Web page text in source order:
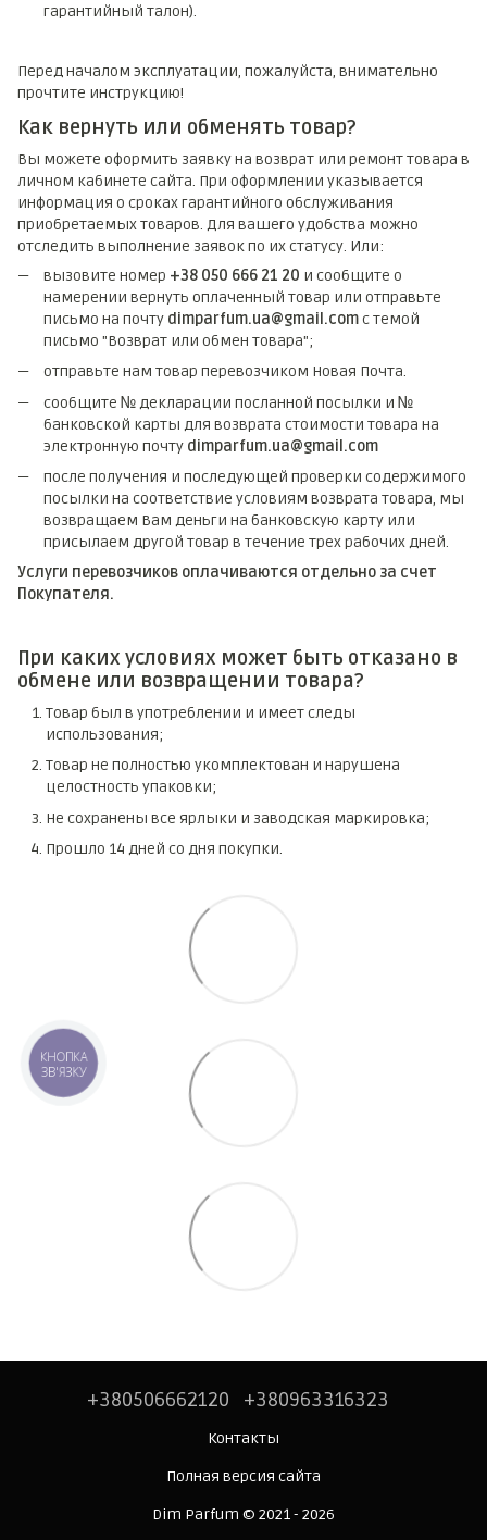
гарантийный талон).
Перед началом эксплуатации, пожалуйста, внимательно
прочтите инструкцию!
Как вернуть или обменять товар?
Вы можете оформить заявку на возврат или ремонт товара в
личном кабинете сайта. При оформлении указывается
информация о сроках гарантийного обслуживания
приобретаемых товаров. Для вашего удобства можно
отследить выполнение заявок по их статусу. Или:
вызовите номер +38 050 666 21 20 и сообщите о
намерении вернуть оплаченный товар или отправьте
письмо на почту dimparfum.ua@gmail.comс темой
письмо "Возврат или обмен товара";
отправьте нам товар перевозчиком Новая Почта.
сообщите № декларации посланной посылки и №
банковской карты для возврата стоимости товара на
электронную почту dimparfum.ua@gmail.com
после получения и последующей проверки содержимого
посылки на соответствие условиям возврата товара, мы
возвращаем Вам деньги на банковскую карту или
присылаем другой товар в течение трех рабочих дней.
Услуги перевозчиков оплачиваются отдельно за счет
Покупателя.
При каких условиях может быть отказано в
обмене или возвращении товара?
Товар был в употреблении и имеет следы
использования;
Товар не полностью укомплектован и нарушена
целостность упаковки;
Не сохранены все ярлыки и заводская маркировка;
Прошло 14 дней со дня покупки.
+380506662120 +380963316323
Контакты
Полная версия сайта
Dim Parfum © 2021 - 2026
КНОПКА
ЗВ'ЯЗКУ